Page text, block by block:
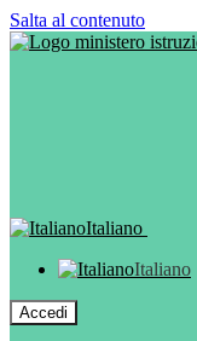
Salta al contenuto
Italiano
Italiano
Accedi